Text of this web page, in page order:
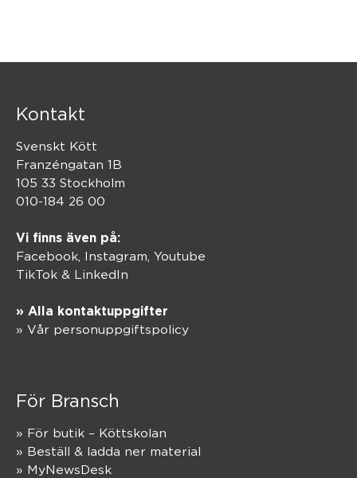
Kontakt
Svenskt Kött
Franzéngatan 1B
105 33 Stockholm
010-184 26 00
Vi finns även på:
Facebook, Instagram Youtube
TikTok & LinkedIn
» Alla kontaktuppgifter
» Vår personuppgiftspolicy
För Bransch
» För butik – Köttskolan
» Beställ & ladda ner material
» MyNewsDesk